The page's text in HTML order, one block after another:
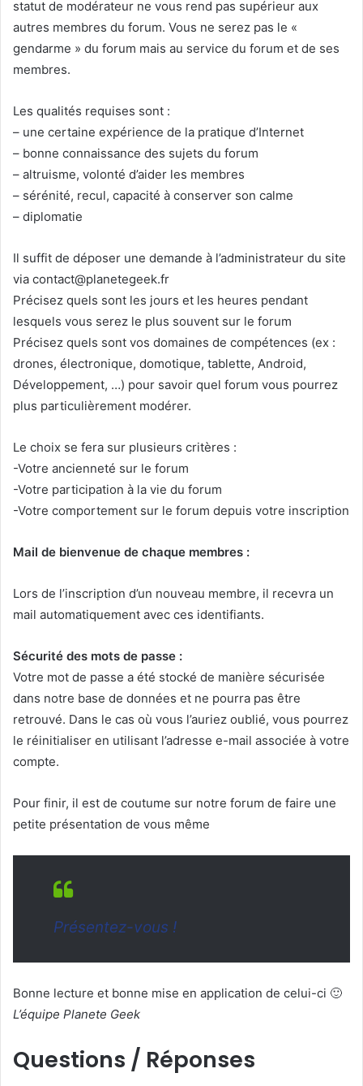
statut de modérateur ne vous rend pas supérieur aux
autres membres du forum. Vous ne serez pas le «
gendarme » du forum mais au service du forum et de ses
membres.
Les qualités requises sont :
– une certaine expérience de la pratique d’Internet
– bonne connaissance des sujets du forum
– altruisme, volonté d’aider les membres
– sérénité, recul, capacité à conserver son calme
– diplomatie
Il suffit de déposer une demande à l’administrateur du site
via contact@planetegeek.fr
Précisez quels sont les jours et les heures pendant
lesquels vous serez le plus souvent sur le forum
Précisez quels sont vos domaines de compétences (ex :
drones, électronique, domotique, tablette, Android,
Développement, …) pour savoir quel forum vous pourrez
plus particulièrement modérer.
Le choix se fera sur plusieurs critères :
-Votre ancienneté sur le forum
-Votre participation à la vie du forum
-Votre comportement sur le forum depuis votre inscription
Mail de bienvenue de chaque membres :
Lors de l’inscription d’un nouveau membre, il recevra un
mail automatiquement avec ces identifiants.
Sécurité des mots de passe :
Votre mot de passe a été stocké de manière sécurisée
dans notre base de données et ne pourra pas être
retrouvé. Dans le cas où vous l’auriez oublié, vous pourrez
le réinitialiser en utilisant l’adresse e-mail associée à votre
compte.
Pour finir, il est de coutume sur notre forum de faire une
petite présentation de vous même
Présentez-vous !
Bonne lecture et bonne mise en application de celui-ci 🙂
L’équipe Planete Geek
Questions / Réponses